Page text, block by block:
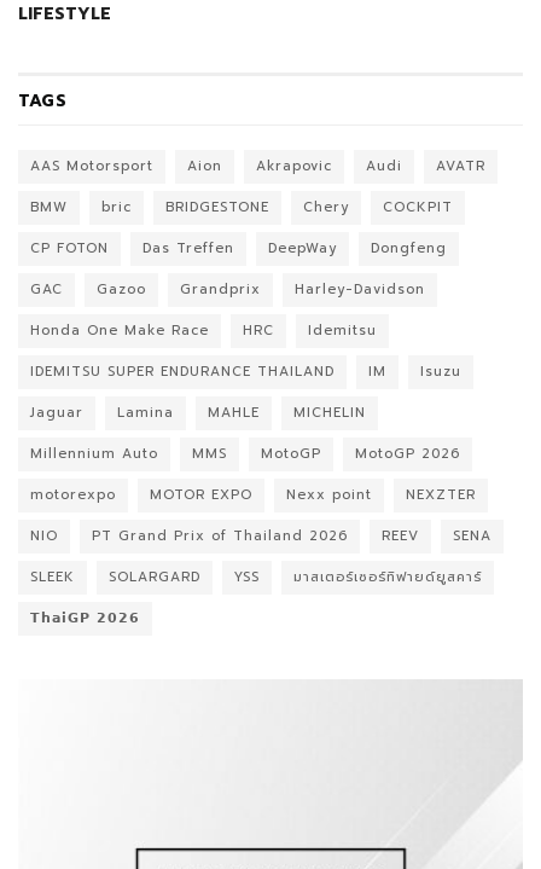
LIFESTYLE
TAGS
AAS Motorsport Aion Akrapovic Audi
AVATR
BMW
bric BRIDGESTONE Chery
COCKPIT
CP FOTON
Das Treffen DeepWay
Dongfeng
GAC
Gazoo Grandprix
Harley-Davidson
Honda One Make Race
HRC
Idemitsu
IDEMITSU SUPER ENDURANCE THAILAND
IM
Isuzu
Jaguar
Lamina MAHLE
MICHELIN
Millennium Auto
MMS MotoGP
MotoGP 2026
motorexpo
MOTOR EXPO Nexx point
NEXZTER
NIO
PT Grand Prix of Thailand 2026 REEV
SENA
SLEEK
SOLARGARD YSS
มาสเตอร์เซอร์ทิฟายด์ยูสคาร์
𝗧𝗵𝗮𝗶𝗚𝗣 𝟮𝟬𝟮𝟲